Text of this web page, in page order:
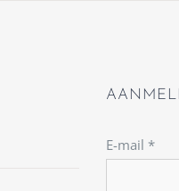
E-mail *